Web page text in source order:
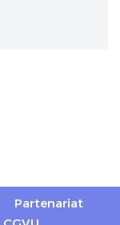
Partenariat